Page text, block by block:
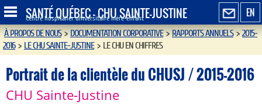
EN
SANTÉ QUÉBEC - CHU SAINTE-JUSTINE
Centre hospitalier universitaire mère-enfant
À PROPOS DE NOUS>DOCUMENTATION CORPORATIVE>RAPPORTS ANNUELS>2015-
2016 > LE CHU SAINTE-JUSTINE > LE CHU EN CHIFFRES
Portrait de la clientèle du CHUSJ / 2015-2016
CHU Sainte-Justine